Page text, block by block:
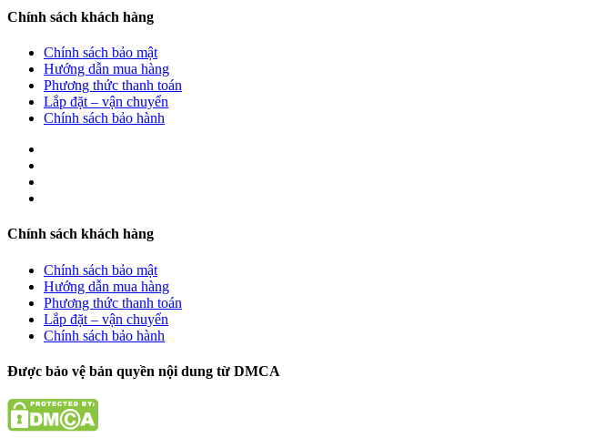
Chính sách khách hàng
Chính sách bảo mật
Hướng dẫn mua hàng
Phương thức thanh toán
Lắp đặt – vận chuyển
Chính sách bảo hành
Chính sách khách hàng
Chính sách bảo mật
Hướng dẫn mua hàng
Phương thức thanh toán
Lắp đặt – vận chuyển
Chính sách bảo hành
Được bảo vệ bản quyền nội dung từ DMCA